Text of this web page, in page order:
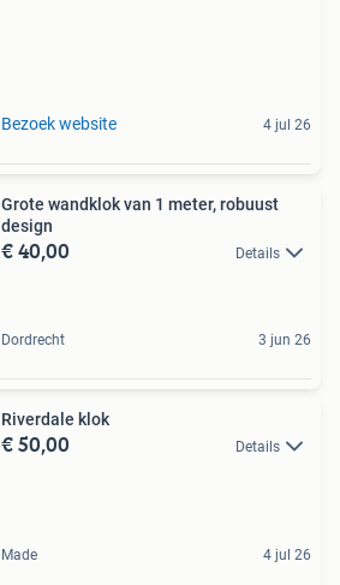
Bezoek website 4 jul 26
Grote wandklok van 1 meter, robuust
design
€ 40,00 Details
Dordrecht 3 jun 26
Riverdale klok
€ 50,00 Details
Made 4 jul 26